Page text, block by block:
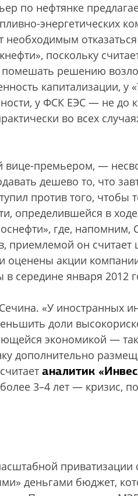
по нефтянке
энергетических
поскольку
помешать решению
капитализации, у
у ФСК ЕЭС — не до
во всех
премьером, —
дешево то, что
против того, чтобы
определившейся в
где, напомним,
приемлемой он
оценены акции
середине января 2012
«У иностранных
доли
экономикой —
дополнительно
аналитик
3–4 лет — кризис,
деньгами бюджет,